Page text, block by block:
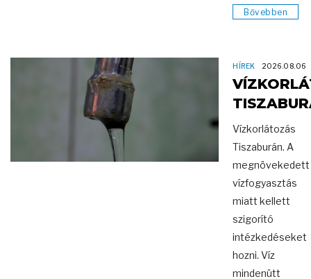
Bővebben
HÍREK 2026.08.06
Vízkorlátozás
Tiszaburán. A
megnövekedett
vízfogyasztás
miatt kellett
szigorító
intézkedéseket
hozni. Víz
mindenütt